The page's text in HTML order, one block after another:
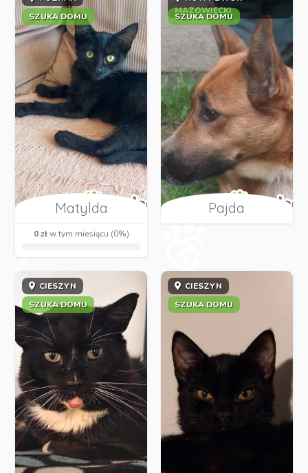
SZUKA DOMU
Matylda
0 złw tym miesiącu (0%)
MAZOWIECKI
SZUKA DOMU
Pajda
CIESZYN
SZUKA DOMU
CIESZYN
SZUKA DOMU